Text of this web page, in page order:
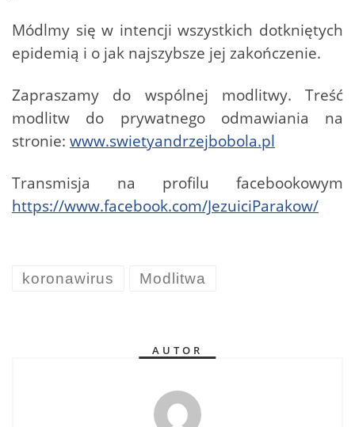
Módlmy się w intencji wszystkich dotkniętych
epidemią i o jak najszybsze jej zakończenie.
Zapraszamy do wspólnej modlitwy. Treść
modlitw do prywatnego odmawiania na
stronie: www.swietyandrzejbobola.pl
Transmisja na profilu facebookowym
https://www.facebook.com/JezuiciParakow/
koronawirus Modlitwa
AUTOR